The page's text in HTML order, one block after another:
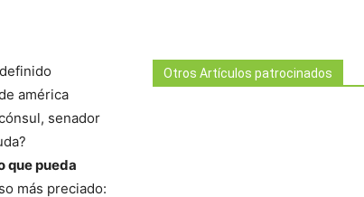
américa
senador
que pueda
más preciado:
Otros Artículos patrocinados